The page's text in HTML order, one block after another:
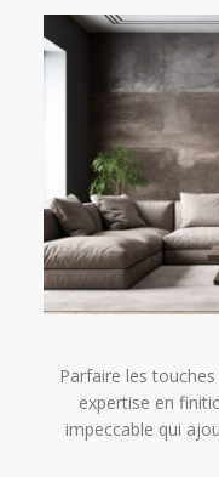
Parfaire les
expertise en
impeccable qui